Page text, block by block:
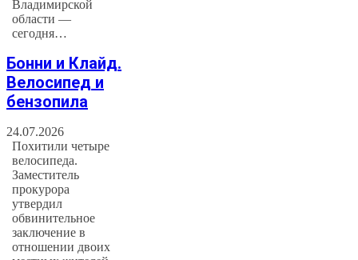
Владимирской
области —
сегодня…
Бонни и Клайд.
Велосипед и
бензопила
24.07.2026
Похитили четыре
велосипеда.
Заместитель
прокурора
утвердил
обвинительное
заключение в
отношении двоих